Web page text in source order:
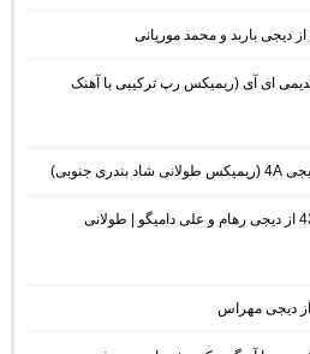
ای آی (ریمیکس رپ ترکیبی با آهنک
دانلود ریمیکس موزیک باکس 43 از دیجی رهام و علی دامیگو | طولانی